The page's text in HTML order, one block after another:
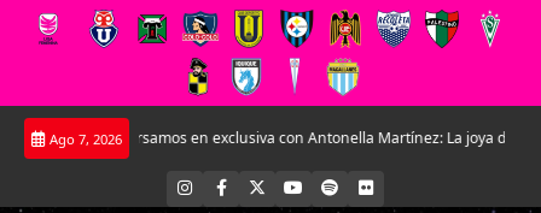
Saltar
Ago 7, 2026
Conversamos en exclusiva con Antonella Martínez: La joya de
INSTAGRAM
FACEBOOK YOUTUBE
SPOTIFYFLICKR